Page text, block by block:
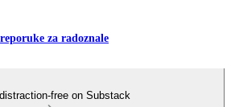
za radoznale
free on Substack